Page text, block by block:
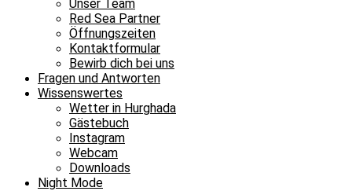
Unser Team
Red Sea Partner
Öffnungszeiten
Kontaktformular
Bewirb dich bei uns
Fragen und Antworten
Wissenswertes
Wetter in Hurghada
Gästebuch
Instagram
Webcam
Downloads
Night Mode